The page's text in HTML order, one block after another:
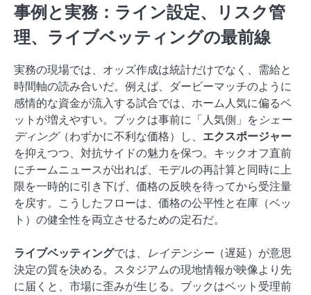
事例と実務：ライン設定、リスク管
理、ライブベッティングの最前線
実務の現場では、オッズ作成は統計だけでなく、需給と
時間軸の読み合いだ。例えば、ダービーマッチのように
感情的な資金が流入する試合では、ホーム人気に偏るベ
ットが増えやすい。ブックは事前に「人気側」を シェー
ディング（わずかに不利な価格）し、 エクスポージャー
を抑えつつ、対抗サイドの魅力を保つ。キックオフ直前
にチームニュースが出れば、モデルの再計算と同時に上
限を一時的に引き下げ、価格の反映を待ってから受注量
を戻す。こうしたフローは、価格の公平性と在庫（ベッ
ト）の健全性を両立させるための定石だ。
ライブベッティングでは、 レイテンシー（遅延）が意思
決定の質を決める。スタジアムの現地情報が映像より先
に届くと、市場に歪みが生じる。ブックはベット受理前